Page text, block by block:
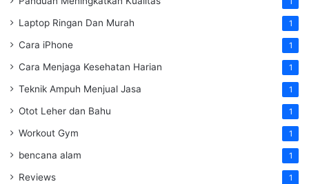
Laptop Ringan Dan Murah 1
Cara iPhone 1
Cara Menjaga Kesehatan Harian 1
Teknik Ampuh Menjual Jasa 1
Otot Leher dan Bahu 1
Workout Gym 1
bencana alam 1
Reviews 1